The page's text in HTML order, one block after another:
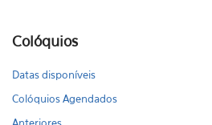
Colóquios
Datas disponíveis
Colóquios Agendados